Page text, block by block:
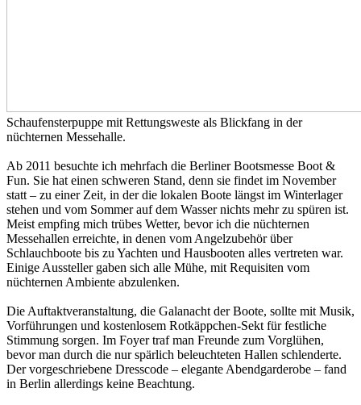
Schaufensterpuppe mit Rettungsweste als Blickfang in der
nüchternen Messehalle.
Ab 2011 besuchte ich mehrfach die Berliner Bootsmesse Boot &
Fun. Sie hat einen schweren Stand, denn sie findet im November
statt – zu einer Zeit, in der die lokalen Boote längst im Winterlager
stehen und vom Sommer auf dem Wasser nichts mehr zu spüren ist.
Meist empfing mich trübes Wetter, bevor ich die nüchternen
Messehallen erreichte, in denen vom Angelzubehör über
Schlauchboote bis zu Yachten und Hausbooten alles vertreten war.
Einige Aussteller gaben sich alle Mühe, mit Requisiten vom
nüchternen Ambiente abzulenken.
Die Auftaktveranstaltung, die Galanacht der Boote, sollte mit Musik,
Vorführungen und kostenlosem Rotkäppchen-Sekt für festliche
Stimmung sorgen. Im Foyer traf man Freunde zum Vorglühen,
bevor man durch die nur spärlich beleuchteten Hallen schlenderte.
Der vorgeschriebene Dresscode – elegante Abendgarderobe – fand
in Berlin allerdings keine Beachtung.